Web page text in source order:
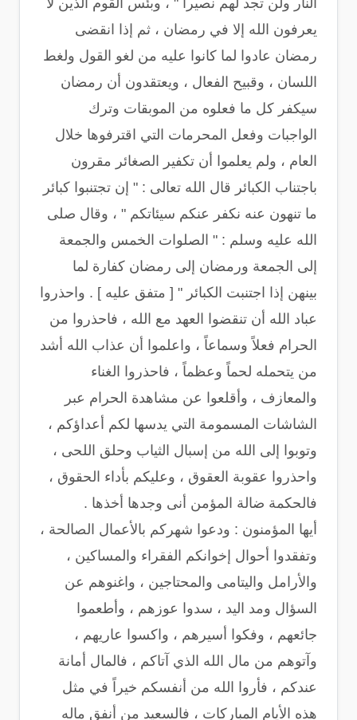
النار ولن تجد لهم نصيراً " ، وبئس القوم الذين لا
يعرفون الله إلا في رمضان ، ثم إذا انقضى
رمضان عادوا لما كانوا عليه من لغو القول ولغط
اللسان ، وقبيح الفعال ، ويعتقدون أن رمضان
سيكفر كل ما فعلوه من الموبقات وترك
الواجبات وفعل المحرمات التي اقترفوها خلال
العام ، ولم يعلموا أن تكفير الصغائر مقرون
باجتناب الكبائر قال الله تعالى : " إن تجتنبوا كبائر
ما تنهون عنه نكفر عنكم سيئاتكم " ، وقال صلى
الله عليه وسلم : " الصلوات الخمس والجمعة
إلى الجمعة ورمضان إلى رمضان كفارة لما
بينهن إذا اجتنبت الكبائر " [ متفق عليه ] . واحذروا
عباد الله أن تنقضوا العهد مع الله ، فاحذروا من
الحرام فعلاً وسماعاً ، واعلموا أن عذاب الله أشد
من يتحمله لحماً وعظماً ، فاحذروا الغناء
والمعازف ، وأقلعوا عن مشاهدة الحرام عبر
الشاشات المسمومة التي يدسها لكم أعداؤكم ،
وتوبوا إلى الله من إسبال الثياب وحلق اللحى ،
واحذروا عقوبة العقوق ، وعليكم بأداء الحقوق ،
فالحكمة ضالة المؤمن أنى وجدها أخذها .
أيها المؤمنون : ودعوا شهركم بالأعمال الصالحة ،
وتفقدوا أحوال إخوانكم الفقراء والمساكين ،
والأرامل واليتامى والمحتاجين ، واغنوهم عن
السؤال ومد اليد ، سدوا عوزهم ، وأطعموا
جائعهم ، وفكوا أسيرهم ، واكسوا عاريهم ،
وآتوهم من مال الله الذي آتاكم ، فالمال أمانة
عندكم ، فأروا الله من أنفسكم خيراً في مثل
هذه الأيام المباركات ، فالسعيد من أنفق ماله